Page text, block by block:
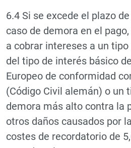
6.4 Si se excede el plazo
caso de demora en el
a cobrar intereses a un
del tipo de interés básico
Europeo de conformidad
(Código Civil alemán) o un
demora más alto contra la
otros daños causados por
costes de recordatorio de